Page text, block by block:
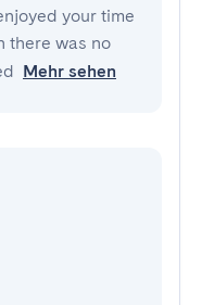
your time
there was no
Mehr sehen